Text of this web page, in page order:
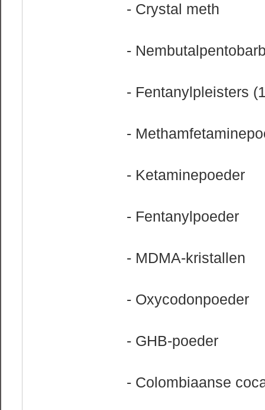
- Crystal meth
-
- Fentanylpleisters
-
- Ketaminepoeder
- Fentanylpoeder
- MDMA-kristallen
- Oxycodonpoeder
- GHB-poeder
- Colombiaanse